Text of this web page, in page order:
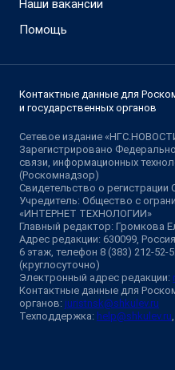
Наши вакансии
Помощь
Контактные данные для
и государственных органов
Сетевое издание
Зарегистрировано
связи, информационных
(Роскомнадзор)
Свидетельство о
Учредитель: Общество с
«ИНТЕРНЕТ ТЕХНОЛОГИИ»
Главный редактор: Громкова
Адрес редакции: 630099,
6 этаж, телефон 8 (383) 212-52-
(круглосуточно)
Электронный адрес редакции:
Контактные данные для
органов: juristnsk@shkulev.ru
Техподдержка: help@shkulev.ru